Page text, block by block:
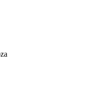
the island. If you are
set of people who truly
I strongly suggest Doctor
on the island we had
totally blew us off when we
larger clients there at the time.
the way there only to be
even work for the agency.
other agencies, we were